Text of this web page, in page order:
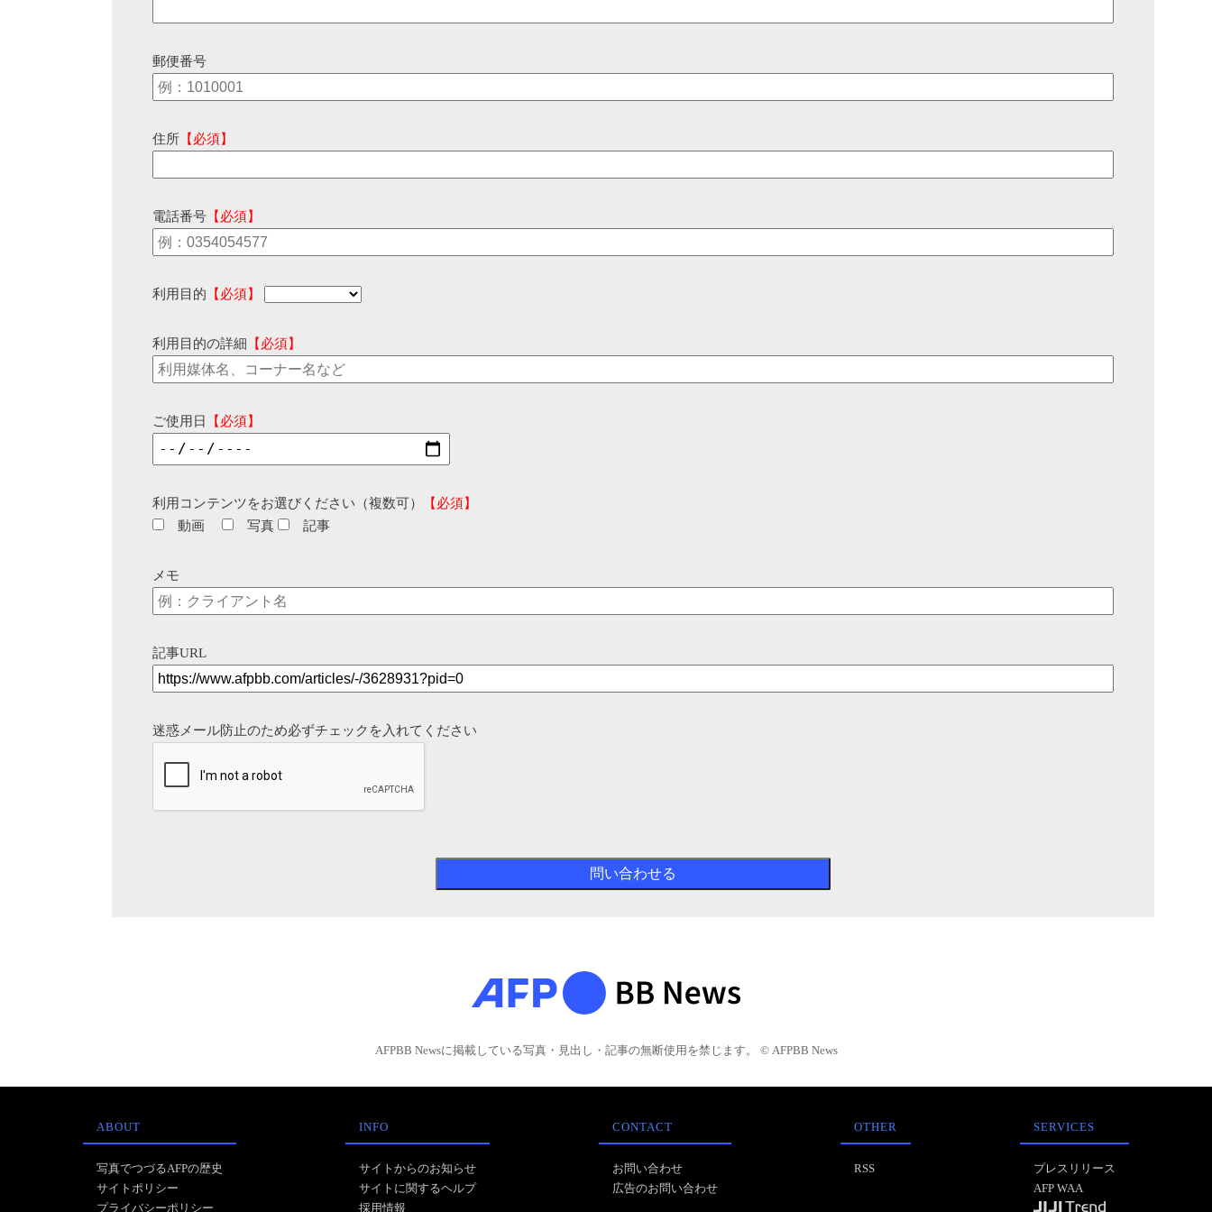
郵便番号
住所 【必須】
電話番号 【必須】
利用目的 【必須】
利用目的の詳細 【必須】
ご使用日 【必須】
利用コンテンツをお選びください（複数可）
【必須】
動画
写真 記事
メモ
記事URL
迷惑メール防止のため必ずチェックを入れてください
AFPBB Newsに掲載している写真・見出し・記事の無断使用を禁じます。 © AFPBB News
ABOUT
写真でつづるAFPの歴史
サイトポリシー
プライバシーポリシー
INFO
サイトからのお知らせ
サイトに関するヘルプ
採用情報
CONTACT
お問い合わせ
広告のお問い合わせ
OTHER
RSS
SERVICES
プレスリリース
AFP WAA